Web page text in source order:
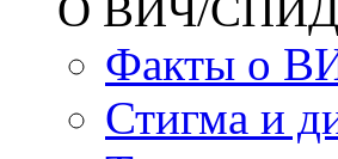
Факты о
Стигма и